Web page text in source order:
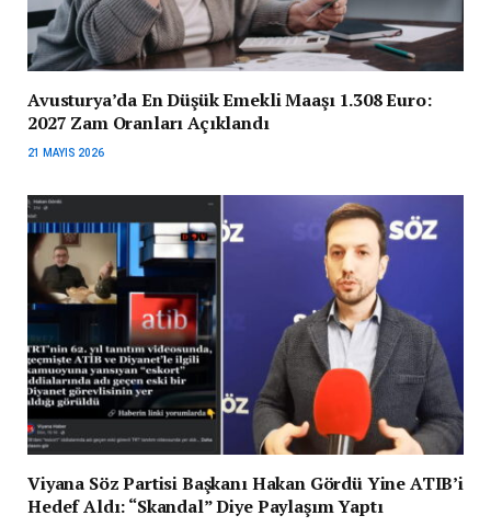
Avusturya’da En Düşük Emekli Maaşı 1.308 Euro:
2027 Zam Oranları Açıklandı
21 MAYIS 2026
Viyana Söz Partisi Başkanı Hakan Gördü Yine ATIB’i
Hedef Aldı: “Skandal” Diye Paylaşım Yaptı